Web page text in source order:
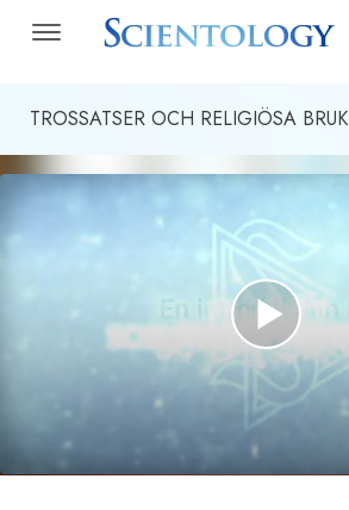
TROSSATSER OCH RELIGIÖSA BRUK